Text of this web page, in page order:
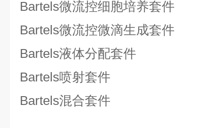
Bartels微流控细胞培养套件
Bartels微流控微滴生成套件
Bartels液体分配套件
Bartels喷射套件
Bartels混合套件